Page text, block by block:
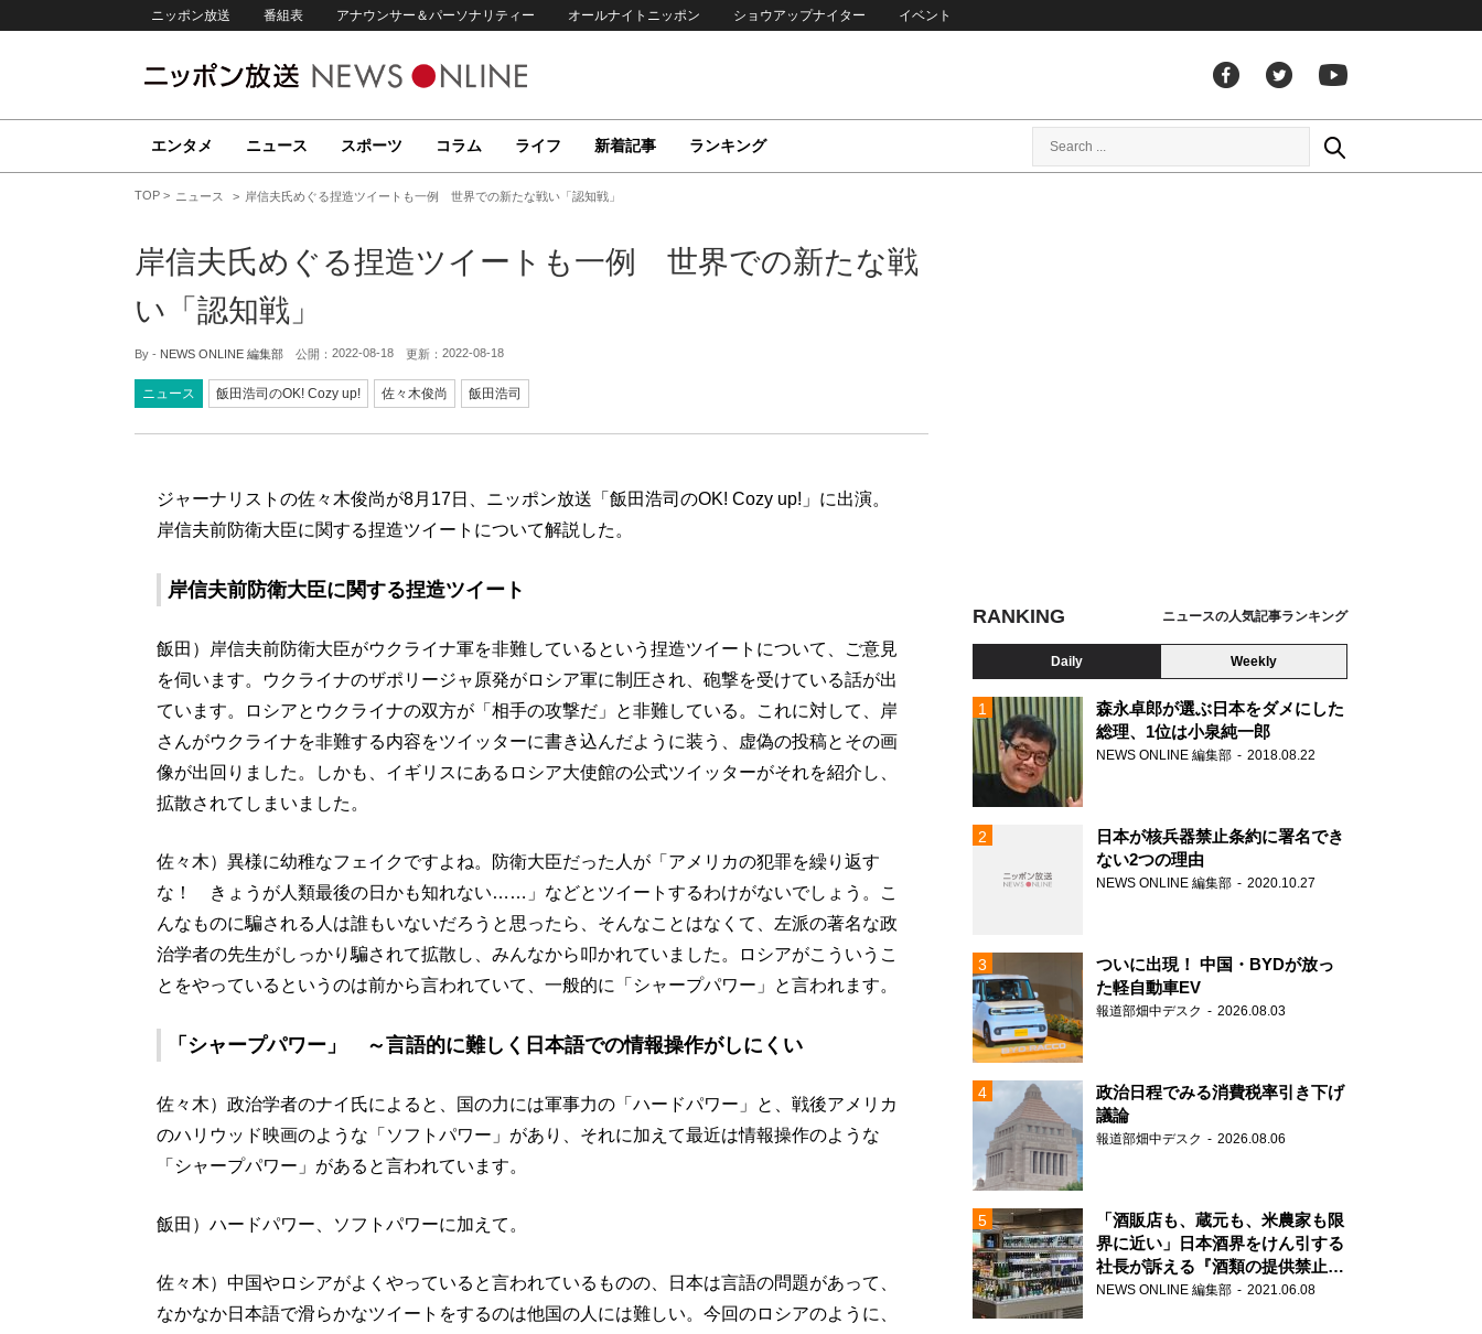
ニッポン放送 番組表 アナウンサー＆パーソナリティー オールナイトニッポン ショウアップナイター イベント
エンタメ ニュース スポーツ コラム ライフ 新着記事 ランキング
TOP ニュース 岸信夫氏めぐる捏造ツイートも一例 世界での新たな戦い「認知戦」
岸信夫氏めぐる捏造ツイートも一例 世界での新たな戦
い「認知戦」
By - NEWS ONLINE 編集部 公開： 2022-08-18 更新： 2022-08-18
ニュース 飯田浩司のOK! Cozy up! 佐々木俊尚 飯田浩司
ジャーナリストの佐々木俊尚が8月17日、ニッポン放送「飯田浩司のOK! Cozy up!」に出演。
岸信夫前防衛大臣に関する捏造ツイートについて解説した。
岸信夫前防衛大臣に関する捏造ツイート
飯田）岸信夫前防衛大臣がウクライナ軍を非難しているという捏造ツイートについて、ご意見
を伺います。ウクライナのザポリージャ原発がロシア軍に制圧され、砲撃を受けている話が出
ています。ロシアとウクライナの双方が「相手の攻撃だ」と非難している。これに対して、岸
さんがウクライナを非難する内容をツイッターに書き込んだように装う、虚偽の投稿とその画
像が出回りました。しかも、イギリスにあるロシア大使館の公式ツイッターがそれを紹介し、
拡散されてしまいました。
佐々木）異様に幼稚なフェイクですよね。防衛大臣だった人が「アメリカの犯罪を繰り返す
な！ きょうが人類最後の日かも知れない……」などとツイートするわけがないでしょう。こ
んなものに騙される人は誰もいないだろうと思ったら、そんなことはなくて、左派の著名な政
治学者の先生がしっかり騙されて拡散し、みんなから叩かれていました。ロシアがこういうこ
とをやっているというのは前から言われていて、一般的に「シャープパワー」と言われます。
「シャープパワー」 ～言語的に難しく日本語での情報操作がしにくい
佐々木）政治学者のナイ氏によると、国の力には軍事力の「ハードパワー」と、戦後アメリカ
のハリウッド映画のような「ソフトパワー」があり、それに加えて最近は情報操作のような
「シャープパワー」があると言われています。
飯田）ハードパワー、ソフトパワーに加えて。
佐々木）中国やロシアがよくやっていると言われているものの、日本は言語の問題があって、
なかなか日本語で滑らかなツイートをするのは他国の人には難しい。今回のロシアのように、
RANKING ニュースの人気記事ランキング
Daily Weekly
森永卓郎が選ぶ日本をダメにした
総理、1位は小泉純一郎
NEWS ONLINE 編集部 2018.08.22
日本が核兵器禁止条約に署名でき
ない2つの理由
NEWS ONLINE 編集部 2020.10.27
ついに出現！ 中国・BYDが放っ
た軽自動車EV
報道部畑中デスク 2026.08.03
政治日程でみる消費税率引き下げ
議論
報道部畑中デスク 2026.08.06
「酒販店も、蔵元も、米農家も限
界に近い」日本酒界をけん引する
社長が訴える『酒類の提供禁止』
策の大打撃
NEWS ONLINE 編集部 2021.06.08